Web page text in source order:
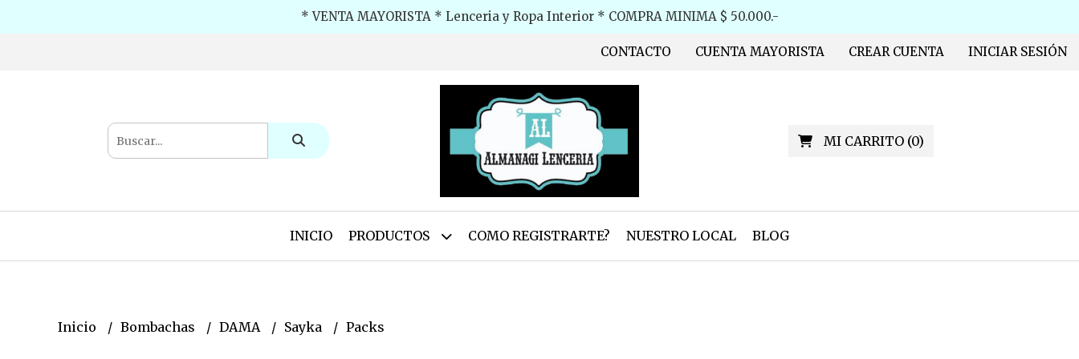
* VENTA MAYORISTA * Lenceria y Ropa Interior * COMPRA MINIMA $ 50.000.-
CONTACTO CUENTA MAYORISTA CREAR CUENTA INICIAR SESIÓN
MI CARRITO(0)
INICIO PRODUCTOS COMO REGISTRARTE? NUESTRO LOCAL BLOG
Inicio Bombachas DAMA Sayka Packs